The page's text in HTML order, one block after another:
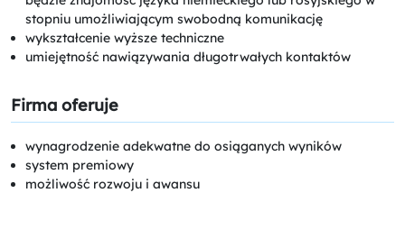
stopniu umożliwiającym swobodną komunikację
wykształcenie wyższe techniczne
umiejętność nawiązywania długotrwałych kontaktów
Firma oferuje
wynagrodzenie adekwatne do osiąganych wyników
system premiowy
możliwość rozwoju i awansu